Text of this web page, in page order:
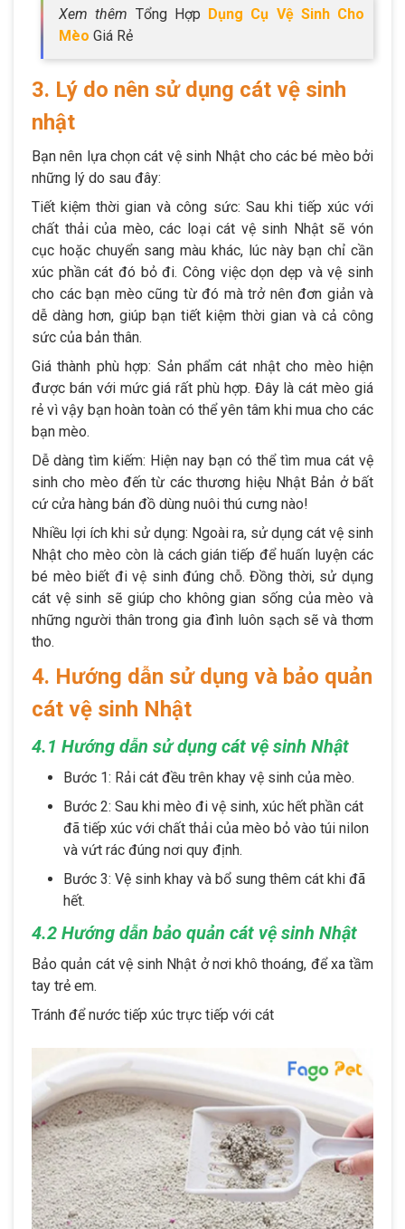
Xem thêm Tổng Hợp Dụng Cụ Vệ Sinh Cho
Mèo Giá Rẻ
3. Lý do nên sử dụng cát vệ sinh
nhật
Bạn nên lựa chọn cát vệ sinh Nhật cho các bé mèo bởi
những lý do sau đây:
Tiết kiệm thời gian và công sức: Sau khi tiếp xúc với
chất thải của mèo, các loại cát vệ sinh Nhật sẽ vón
cục hoặc chuyển sang màu khác, lúc này bạn chỉ cần
xúc phần cát đó bỏ đi. Công việc dọn dẹp và vệ sinh
cho các bạn mèo cũng từ đó mà trở nên đơn giản và
dễ dàng hơn, giúp bạn tiết kiệm thời gian và cả công
sức của bản thân.
Giá thành phù hợp: Sản phẩm cát nhật cho mèo hiện
được bán với mức giá rất phù hợp. Đây là cát mèo giá
rẻ vì vậy bạn hoàn toàn có thể yên tâm khi mua cho các
bạn mèo.
Dễ dàng tìm kiếm: Hiện nay bạn có thể tìm mua cát vệ
sinh cho mèo đến từ các thương hiệu Nhật Bản ở bất
cứ cửa hàng bán đồ dùng nuôi thú cưng nào!
Nhiều lợi ích khi sử dụng: Ngoài ra, sử dụng cát vệ sinh
Nhật cho mèo còn là cách gián tiếp để huấn luyện các
bé mèo biết đi vệ sinh đúng chỗ. Đồng thời, sử dụng
cát vệ sinh sẽ giúp cho không gian sống của mèo và
những người thân trong gia đình luôn sạch sẽ và thơm
tho.
4. Hướng dẫn sử dụng và bảo quản
cát vệ sinh Nhật
4.1 Hướng dẫn sử dụng cát vệ sinh Nhật
Bước 1: Rải cát đều trên khay vệ sinh của mèo.
Bước 2: Sau khi mèo đi vệ sinh, xúc hết phần cát
đã tiếp xúc với chất thải của mèo bỏ vào túi nilon
và vứt rác đúng nơi quy định.
Bước 3: Vệ sinh khay và bổ sung thêm cát khi đã
hết.
4.2 Hướng dẫn bảo quản cát vệ sinh Nhật
Bảo quản cát vệ sinh Nhật ở nơi khô thoáng, để xa tầm
tay trẻ em.
Tránh để nước tiếp xúc trực tiếp với cát